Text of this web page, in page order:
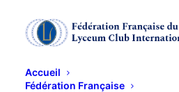
Accueil
Fédération Française